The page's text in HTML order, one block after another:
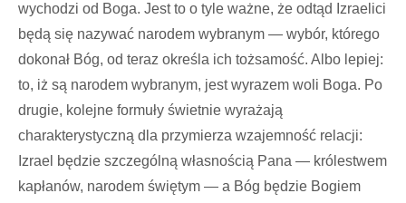
wychodzi od Boga. Jest to o tyle ważne, że odtąd Izraelici
będą się nazywać narodem wybranym — wybór, którego
dokonał Bóg, od teraz określa ich tożsamość. Albo lepiej:
to, iż są narodem wybranym, jest wyrazem woli Boga. Po
drugie, kolejne formuły świetnie wyrażają
charakterystyczną dla przymierza wzajemność relacji:
Izrael będzie szczególną własnością Pana — królestwem
kapłanów, narodem świętym — a Bóg będzie Bogiem